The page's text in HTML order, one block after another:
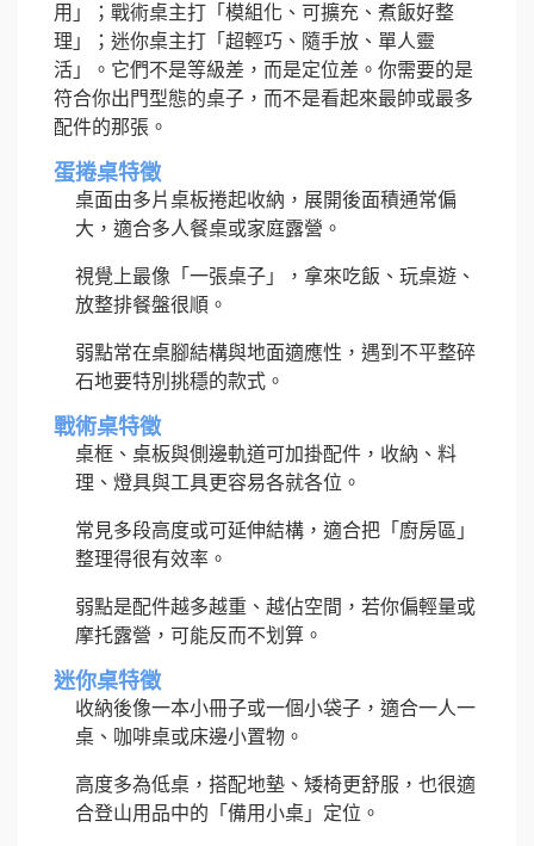
用」；戰術桌主打「模組化、可擴充、煮飯好整
理」；迷你桌主打「超輕巧、隨手放、單人靈
活」。它們不是等級差，而是定位差。你需要的是
符合你出門型態的桌子，而不是看起來最帥或最多
配件的那張。
蛋捲桌特徵
桌面由多片桌板捲起收納，展開後面積通常偏
大，適合多人餐桌或家庭露營。
視覺上最像「一張桌子」，拿來吃飯、玩桌遊、
放整排餐盤很順。
弱點常在桌腳結構與地面適應性，遇到不平整碎
石地要特別挑穩的款式。
戰術桌特徵
桌框、桌板與側邊軌道可加掛配件，收納、料
理、燈具與工具更容易各就各位。
常見多段高度或可延伸結構，適合把「廚房區」
整理得很有效率。
弱點是配件越多越重、越佔空間，若你偏輕量或
摩托露營，可能反而不划算。
迷你桌特徵
收納後像一本小冊子或一個小袋子，適合一人一
桌、咖啡桌或床邊小置物。
高度多為低桌，搭配地墊、矮椅更舒服，也很適
合登山用品中的「備用小桌」定位。